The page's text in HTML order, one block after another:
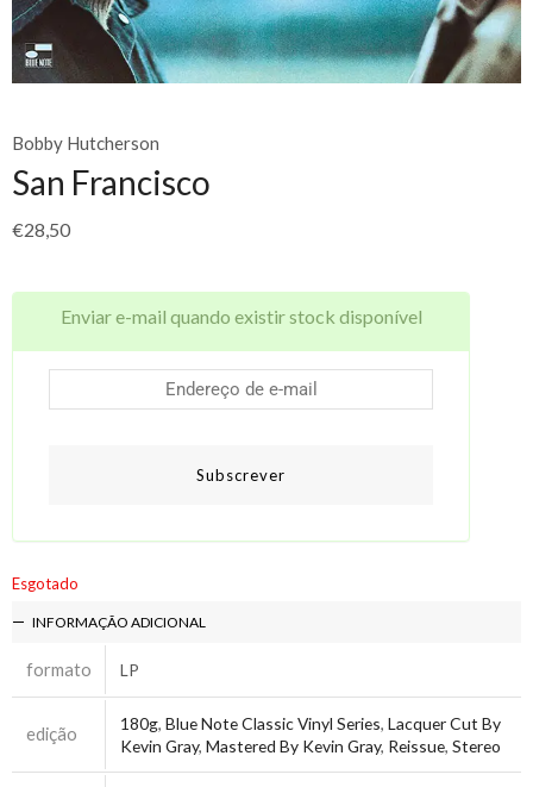
Bobby Hutcherson
San Francisco
€28,50
Enviar e-mail quando existir stock disponível
Subscrever
Esgotado
INFORMAÇÃO ADICIONAL
formato LP
edição 180g, Blue Note Classic Vinyl Series, Lacquer Cut By
Kevin Gray, Mastered By Kevin Gray, Reissue, Stereo